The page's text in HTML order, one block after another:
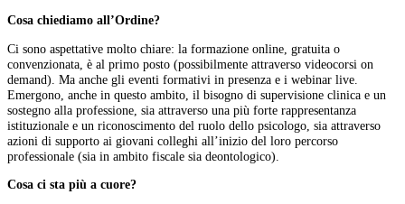
Cosa chiediamo all’Ordine?
Ci sono aspettative molto chiare: la formazione online, gratuita o
convenzionata, è al primo posto (possibilmente attraverso videocorsi on
demand). Ma anche gli eventi formativi in presenza e i webinar live.
Emergono, anche in questo ambito, il bisogno di supervisione clinica e un
sostegno alla professione, sia attraverso una più forte rappresentanza
istituzionale e un riconoscimento del ruolo dello psicologo, sia attraverso
azioni di supporto ai giovani colleghi all’inizio del loro percorso
professionale (sia in ambito fiscale sia deontologico).
Cosa ci sta più a cuore?